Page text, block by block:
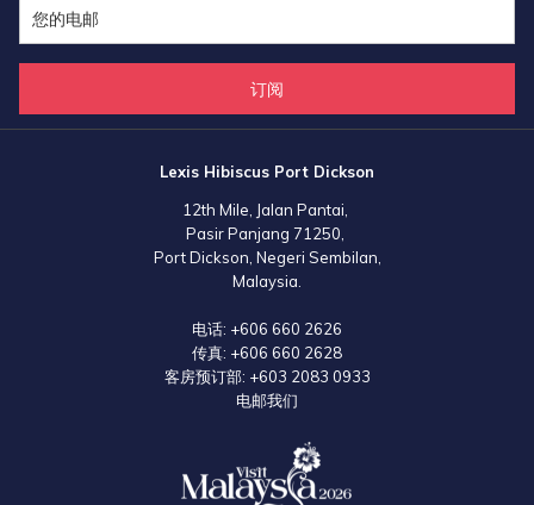
是跨年夜以及丝毫不逊色的跨年自助晚餐派对。
订阅
Lexis Hibiscus Port Dickson
12th Mile, Jalan Pantai,
Pasir Panjang 71250,
Port Dickson, Negeri Sembilan,
Malaysia.
电话: +606 660 2626
传真: +606 660 2628
客房预订部: +603 2083 0933
电邮我们